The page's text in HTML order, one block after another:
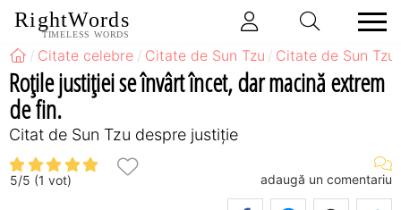
RightWords
TIMELESS WORDS
Citate celebre Citate de Sun Tzu Citate de Sun
Roțile justiției se învârt încet, dar macină extrem
de fin.
Citat de Sun Tzu despre justiție
5/5 (1 vot) adaugă un comentariu